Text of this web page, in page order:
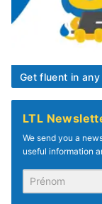
Get fluent in
LTL
We send you a
useful information